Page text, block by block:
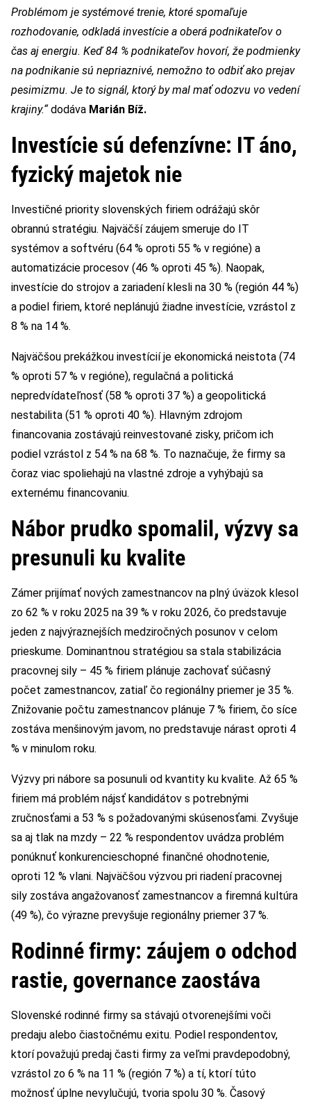
Problémom je systémové trenie, ktoré spomaľuje
rozhodovanie, odkladá investície a oberá podnikateľov o
čas aj energiu. Keď 84 % podnikateľov hovorí, že podmienky
na podnikanie sú nepriaznivé, nemožno to odbiť ako prejav
pesimizmu. Je to signál, ktorý by mal mať odozvu vo vedení
krajiny.“ dodáva Marián Bíž.
Investície sú defenzívne: IT áno,
fyzický majetok nie
Investičné priority slovenských firiem odrážajú skôr
obrannú stratégiu. Najväčší záujem smeruje do IT
systémov a softvéru (64 % oproti 55 % v regióne) a
automatizácie procesov (46 % oproti 45 %). Naopak,
investície do strojov a zariadení klesli na 30 % (región 44 %)
a podiel firiem, ktoré neplánujú žiadne investície, vzrástol z
8 % na 14 %.
Najväčšou prekážkou investícií je ekonomická neistota (74
% oproti 57 % v regióne), regulačná a politická
nepredvídateľnosť (58 % oproti 37 %) a geopolitická
nestabilita (51 % oproti 40 %). Hlavným zdrojom
financovania zostávajú reinvestované zisky, pričom ich
podiel vzrástol z 54 % na 68 %. To naznačuje, že firmy sa
čoraz viac spoliehajú na vlastné zdroje a vyhýbajú sa
externému financovaniu.
Nábor prudko spomalil, výzvy sa
presunuli ku kvalite
Zámer prijímať nových zamestnancov na plný úväzok klesol
zo 62 % v roku 2025 na 39 % v roku 2026, čo predstavuje
jeden z najvýraznejších medziročných posunov v celom
prieskume. Dominantnou stratégiou sa stala stabilizácia
pracovnej sily – 45 % firiem plánuje zachovať súčasný
počet zamestnancov, zatiaľ čo regionálny priemer je 35 %.
Znižovanie počtu zamestnancov plánuje 7 % firiem, čo síce
zostáva menšinovým javom, no predstavuje nárast oproti 4
% v minulom roku.
Výzvy pri nábore sa posunuli od kvantity ku kvalite. Až 65 %
firiem má problém nájsť kandidátov s potrebnými
zručnosťami a 53 % s požadovanými skúsenosťami. Zvyšuje
sa aj tlak na mzdy – 22 % respondentov uvádza problém
ponúknuť konkurencieschopné finančné ohodnotenie,
oproti 12 % vlani. Najväčšou výzvou pri riadení pracovnej
sily zostáva angažovanosť zamestnancov a firemná kultúra
(49 %), čo výrazne prevyšuje regionálny priemer 37 %.
Rodinné firmy: záujem o odchod
rastie, governance zaostáva
Slovenské rodinné firmy sa stávajú otvorenejšími voči
predaju alebo čiastočnému exitu. Podiel respondentov,
ktorí považujú predaj časti firmy za veľmi pravdepodobný,
vzrástol zo 6 % na 11 % (región 7 %) a tí, ktorí túto
možnosť úplne nevylučujú, tvoria spolu 30 %. Časový